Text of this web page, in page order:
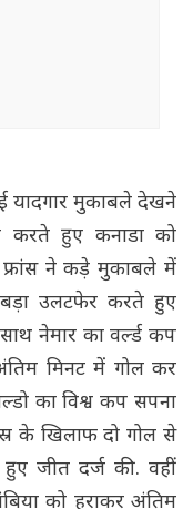
यादगार मुकाबले देखने
करते हुए कनाडा को
फ्रांस ने कड़े मुकाबले में
बड़ा उलटफेर करते हुए
नेमार का वर्ल्ड कप
मिनट में गोल कर
का विश्व कप सपना
के खिलाफ दो गोल से
जीत दर्ज की. वहीं
को हराकर अंतिम